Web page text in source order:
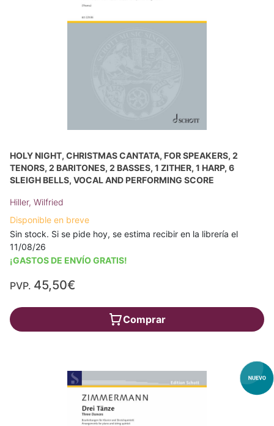
HOLY NIGHT, CHRISTMAS CANTATA, FOR SPEAKERS, 2
TENORS, 2 BARITONES, 2 BASSES, 1 ZITHER, 1 HARP, 6
SLEIGH BELLS, VOCAL AND PERFORMING SCORE
Hiller, Wilfried
Disponible en breve
Sin stock. Si se pide hoy, se estima recibir en la librería el
11/08/26
¡GASTOS DE ENVÍO GRATIS!
PVP. 45,50€
Comprar